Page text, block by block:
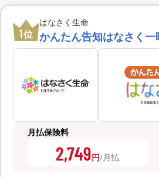
1位
はなさく生命
かんたん告知はなさく一
月払保険料
2,749円